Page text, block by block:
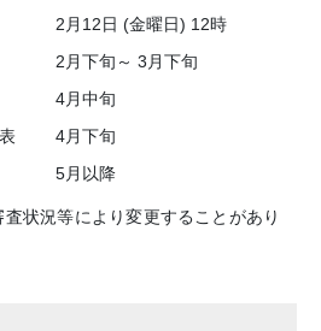
2月12日 (金曜日) 12時
2月下旬～ 3月下旬
4月中旬
4月下旬
5月以降
状況等により変更することがあり